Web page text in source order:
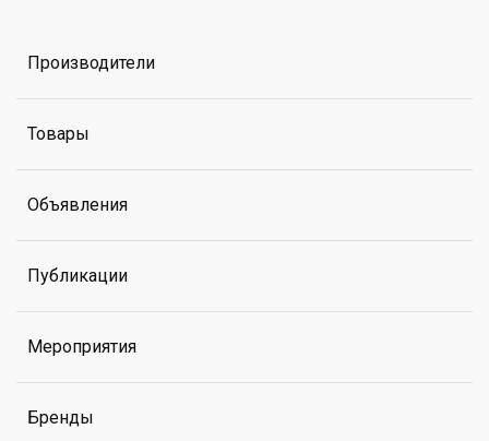
Производители
Товары
Объявления
Публикации
Мероприятия
Бренды